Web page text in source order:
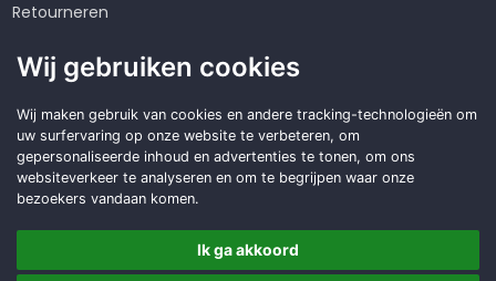
Retourneren
Algemene voorwaarden
Op zoek naar een
duurzameoplossing?
Offerte aanvragen
Wij gebruiken cookies
Wij maken gebruik van cookies en andere tracking-technologieën om
uw surfervaring op onze website te verbeteren, om
gepersonaliseerde inhoud en advertenties te tonen, om ons
websiteverkeer te analyseren en om te begrijpen waar onze
bezoekers vandaan komen.
Ik ga akkoord